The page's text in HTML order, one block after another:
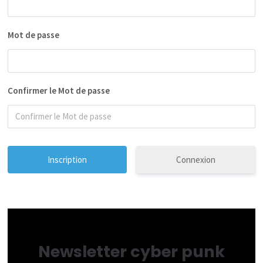
Mot de passe
Confirmer le Mot de passe
Connexion
Newsletter cyber punk